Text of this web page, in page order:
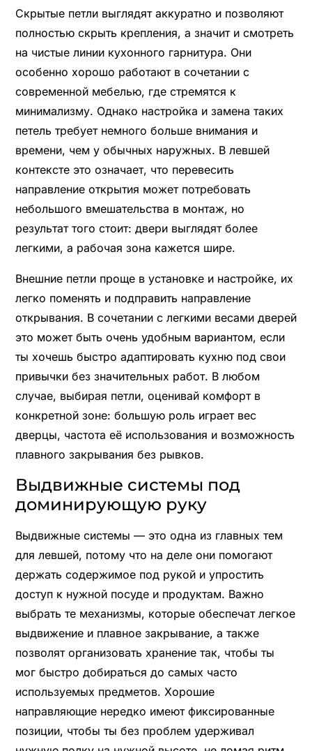
Скрытые петли выглядят аккуратно и позволяют
полностью скрыть крепления, а значит и смотреть
на чистые линии кухонного гарнитура. Они
особенно хорошо работают в сочетании с
современной мебелью, где стремятся к
минимализму. Однако настройка и замена таких
петель требует немного больше внимания и
времени, чем у обычных наружных. В левшей
контексте это означает, что перевесить
направление открытия может потребовать
небольшого вмешательства в монтаж, но
результат того стоит: двери выглядят более
легкими, а рабочая зона кажется шире.
Внешние петли проще в установке и настройке, их
легко поменять и подправить направление
открывания. В сочетании с легкими весами дверей
это может быть очень удобным вариантом, если
ты хочешь быстро адаптировать кухню под свои
привычки без значительных работ. В любом
случае, выбирая петли, оценивай комфорт в
конкретной зоне: большую роль играет вес
дверцы, частота её использования и возможность
плавного закрывания без рывков.
Выдвижные системы под
доминирующую руку
Выдвижные системы — это одна из главных тем
для левшей, потому что на деле они помогают
держать содержимое под рукой и упростить
доступ к нужной посуде и продуктам. Важно
выбрать те механизмы, которые обеспечат легкое
выдвижение и плавное закрывание, а также
позволят организовать хранение так, чтобы ты
мог быстро добираться до самых часто
используемых предметов. Хорошие
направляющие нередко имеют фиксированные
позиции, чтобы ты без проблем удерживал